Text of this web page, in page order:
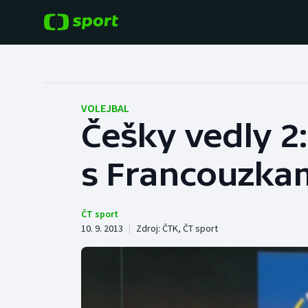
Hokej
Tenis
Cyklistika
Baseball a softbal
Basketbal
Boby a skeleton
VOLEJBAL
Češky vedly
s
ČT sport
10. 9. 2013 | Zdroj: ČTK, ČT sport